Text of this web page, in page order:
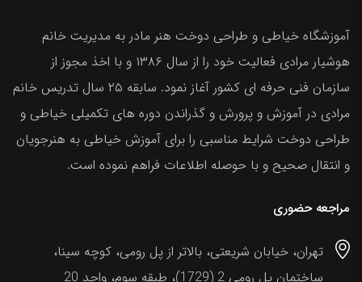
آموزشگاه خیاطی و طراحی دوخت هنر مادر به مدیریت خانم
هوشیار مرادی فعالیت خود را از سال ۱۳۸۶ و با اخذ مجوز از
سازمان فنی حرفه ای کشور آغاز نمود. سابقه ۲۵ سال تدریس خانم
مرادی در آموزش و پرورش و گذراندن دوره های تکمیلی خیاطی و
طراحی دوخت شرایط مناسبی را برای آموزش خیاطی به هنرجویان
و انتقال صحیح و با حوصله اطلاعات فراهم نموده است.
مراجعه حضوری
تهران، خیابان شریعتی، بالاتر از پل رومی، کوچه سینا،
ساختمان پل رومی 2 (1729)، طبقه سوم، واحد 20